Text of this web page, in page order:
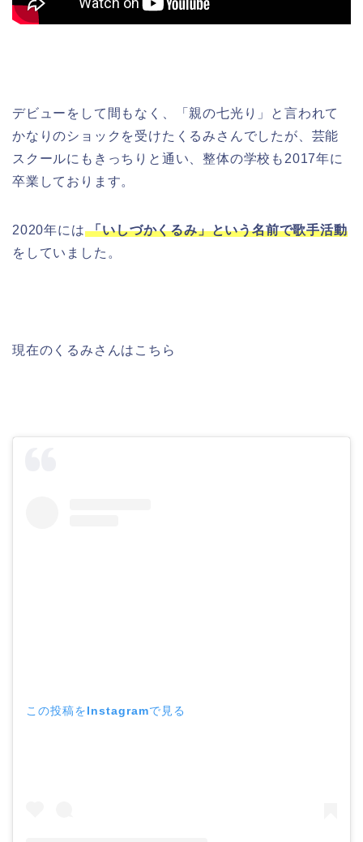
デビューをして間もなく、「親の七光り」と言われて
かなりのショックを受けたくるみさんでしたが、芸能
スクールにもきっちりと通い、整体の学校も2017年に
卒業しております。
2020年には「いしづかくるみ」という名前で歌手活動
をしていました。
現在のくるみさんはこちら
この投稿をInstagramで見る